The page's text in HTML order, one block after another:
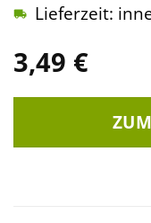
3,49 €
Lieferzeit: